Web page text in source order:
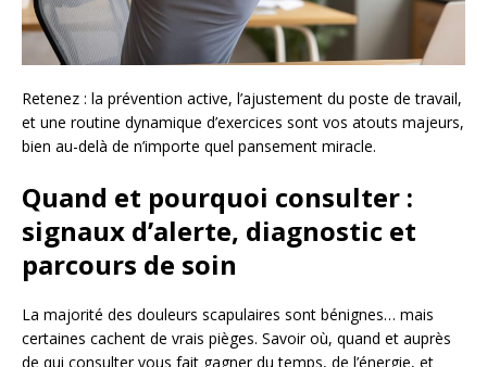
Retenez : la prévention active, l’ajustement du poste de travail,
et une routine dynamique d’exercices sont vos atouts majeurs,
bien au-delà de n’importe quel pansement miracle.
Quand et pourquoi consulter :
signaux d’alerte, diagnostic et
parcours de soin
La majorité des douleurs scapulaires sont bénignes… mais
certaines cachent de vrais pièges. Savoir où, quand et auprès
de qui consulter vous fait gagner du temps, de l’énergie, et